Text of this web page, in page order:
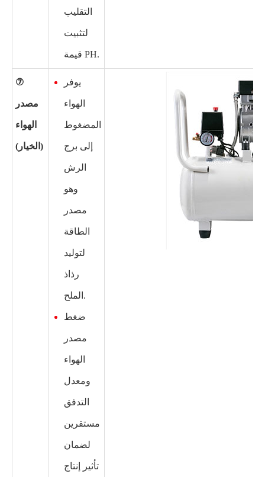
التقليب
لتثبيت
قيمة PH.
⑦
مصدر
الهواء
(الخيار)
يوفر
الهواء
المضغوط
إلى برج
الرش
وهو
مصدر
الطاقة
لتوليد
رذاذ
الملح.
ضغط
مصدر
الهواء
ومعدل
التدفق
مستقرين
لضمان
تأثير إنتاج